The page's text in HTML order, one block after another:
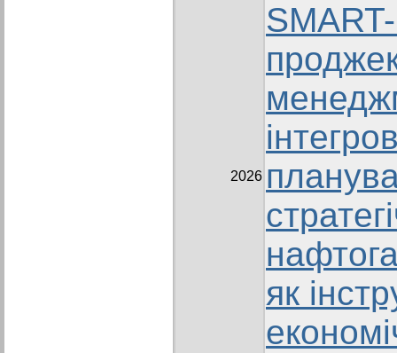
2026
як